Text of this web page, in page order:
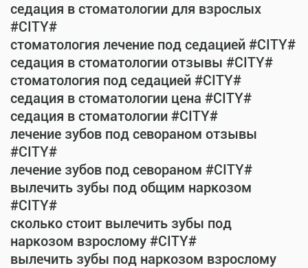
седация в стоматологии для взрослых
#CITY#
стоматология лечение под седацией #CITY#
седация в стоматологии отзывы #CITY#
стоматология под седацией #CITY#
седация в стоматологии цена #CITY#
седация в стоматологии #CITY#
лечение зубов под севораном отзывы
#CITY#
лечение зубов под севораном #CITY#
вылечить зубы под общим наркозом
#CITY#
сколько стоит вылечить зубы под
наркозом взрослому #CITY#
вылечить зубы под наркозом взрослому